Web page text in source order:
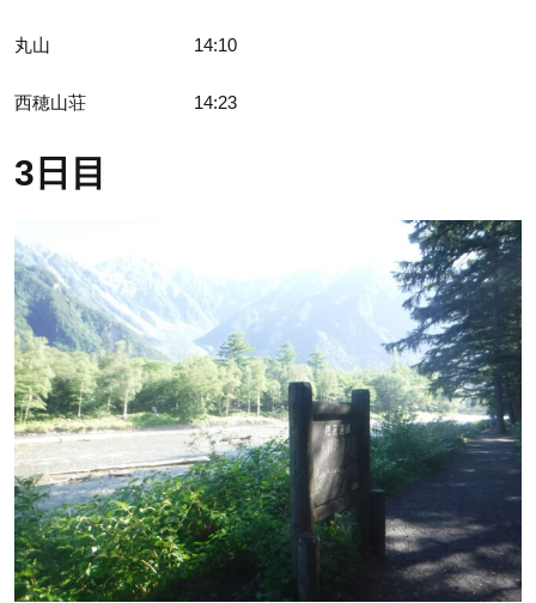
丸山 14:10
西穂山荘 14:23
3日目